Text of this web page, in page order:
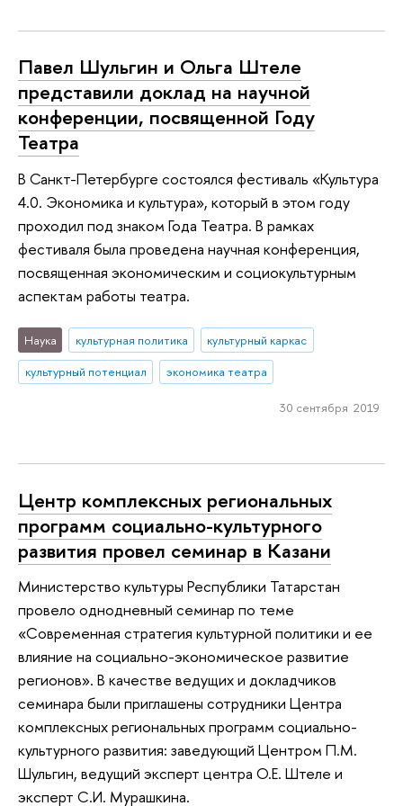
Павел Шульгин и Ольга Штеле
представили доклад на научной
конференции, посвященной Году
Театра
В Санкт-Петербурге состоялся фестиваль «Культура
4.0. Экономика и культура», который в этом году
проходил под знаком Года Театра. В рамках
фестиваля была проведена научная конференция,
посвященная экономическим и социокультурным
аспектам работы театра.
Наука культурная политика
культурный каркас
культурный потенциал
экономика театра
30 сентября 2019
Центр комплексных региональных
программ социально-культурного
развития провел семинар в Казани
Министерство культуры Республики Татарстан
провело однодневный семинар по теме
«Современная стратегия культурной политики и ее
влияние на социально-экономическое развитие
регионов». В качестве ведущих и докладчиков
семинара были приглашены сотрудники Центра
комплексных региональных программ социально-
культурного развития: заведующий Центром П.М.
Шульгин, ведущий эксперт центра О.Е. Штеле и
эксперт С.И. Мурашкина.